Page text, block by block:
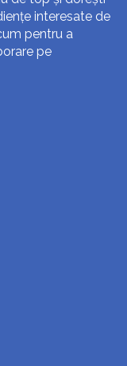
interesate de
pentru a
pe